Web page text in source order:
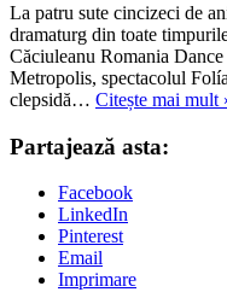
La patru sute cincizeci de
dramaturg din toate
Căciuleanu Romania
Metropolis, spectacolul
clepsidă… Citește mai mult
Partajează asta:
Facebook
LinkedIn
Pinterest
Email
Imprimare